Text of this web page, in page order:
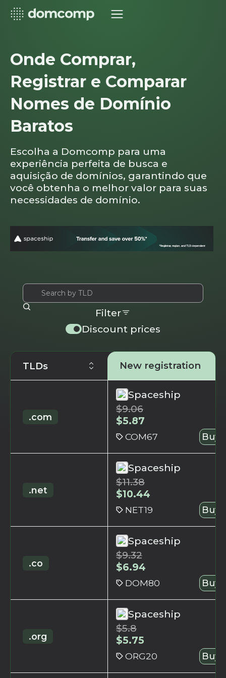
Onde Comprar,
Registrar e Comparar
Nomes de Domínio
Baratos
Escolha a Domcomp para uma
experiência perfeita de busca e
aquisição de domínios, garantindo que
você obtenha o melhor valor para suas
necessidades de domínio.
Discount prices
Filter
TLDs New registration
.com
Spaceship
$9.06
$5.87
COM67 Buy
.net
Spaceship
$11.38
$10.44
NET19 Buy
.co
Spaceship
$9.32
$6.94
DOM80 Buy
.org
Spaceship
$5.8
$5.75
ORG20 Buy